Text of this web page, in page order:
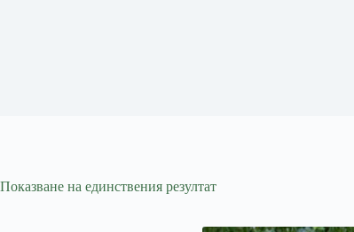
Показване на единствения резултат